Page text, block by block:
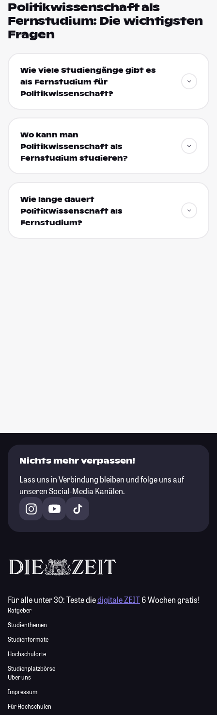
Politikwissenschaft als
Fernstudium: Die wichtigsten
Fragen
Wie viele Studiengänge gibt es
als Fernstudium für
Politikwissenschaft?
Wo kann man
Politikwissenschaft als
Fernstudium studieren?
Wie lange dauert
Politikwissenschaft als
Fernstudium?
Nichts mehr verpassen!
Lass uns in Verbindung bleiben und folge uns auf
unseren Social-Media Kanälen.
Für alle unter 30:Teste diedigitale ZEIT6 Wochen gratis!
Ratgeber
Studienthemen
Studienformate
Hochschulorte
Studienplatzbörse
Über uns
Impressum
Für Hochschulen